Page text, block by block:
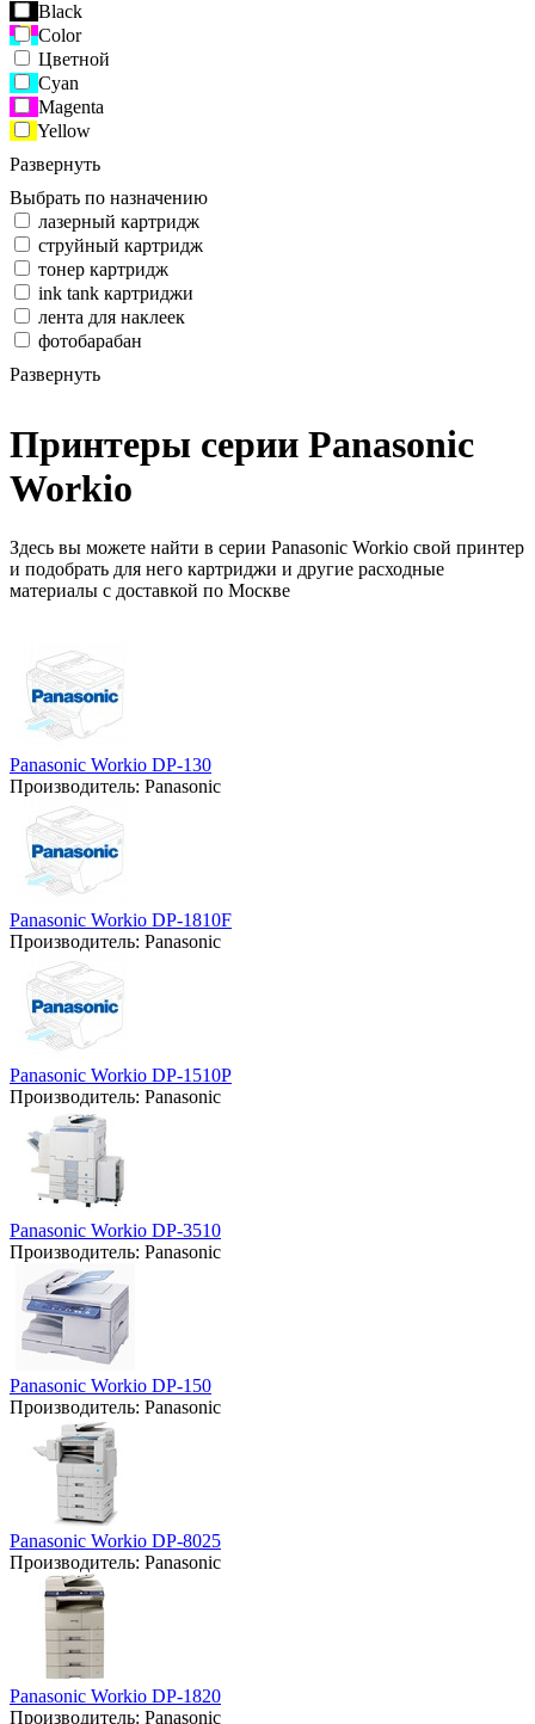
Black
Color
Цветной
Cyan
Magenta
Yellow
Развернуть
Выбрать по назначению
лазерный картридж
струйный картридж
тонер картридж
ink tank картриджи
лента для наклеек
фотобарабан
Развернуть
Принтеры серии Panasonic
Workio
Здесь вы можете найти в серии Panasonic Workio свой принтер
и подобрать для него картриджи и другие расходные
материалы с доставкой по Москве
Panasonic Workio DP-130
Производитель: Panasonic
Panasonic Workio DP-1810F
Производитель: Panasonic
Panasonic Workio DP-1510P
Производитель: Panasonic
Panasonic Workio DP-3510
Производитель: Panasonic
Panasonic Workio DP-150
Производитель: Panasonic
Panasonic Workio DP-8025
Производитель: Panasonic
Panasonic Workio DP-1820
Производитель: Panasonic